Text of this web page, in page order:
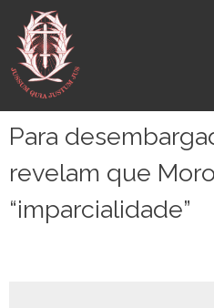
para
conteúdo
Para
revelam que
“imparcialidade”